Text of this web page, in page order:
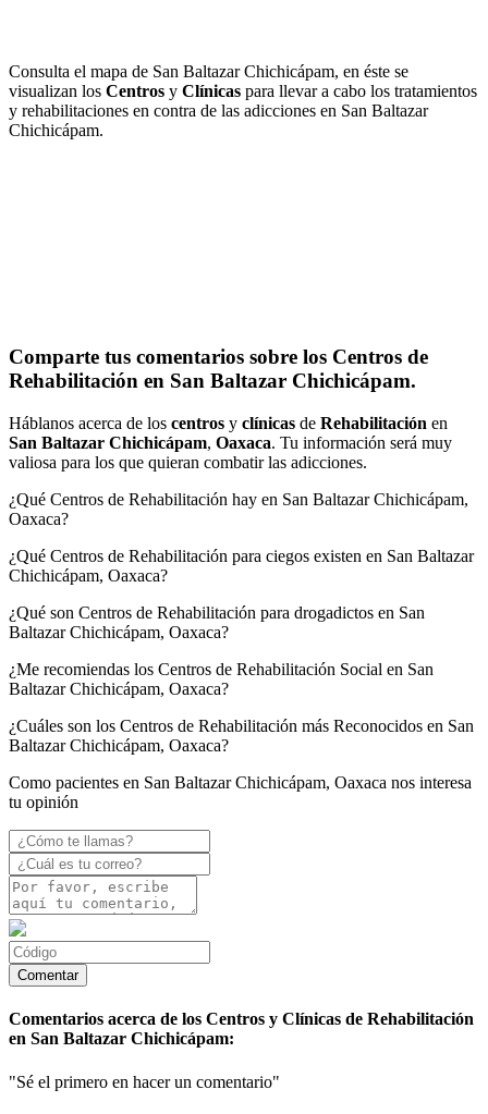
Consulta el mapa de San Baltazar Chichicápam, en éste se
visualizan los Centros y Clínicas para llevar a cabo los tratamientos
y rehabilitaciones en contra de las adicciones en San Baltazar
Chichicápam.
Comparte tus comentarios sobre los Centros de
Rehabilitación en San Baltazar Chichicápam.
Háblanos acerca de los centros y clínicas de Rehabilitación en
San Baltazar Chichicápam, Oaxaca. Tu información será muy
valiosa para los que quieran combatir las adicciones.
¿Qué Centros de Rehabilitación hay en San Baltazar Chichicápam,
Oaxaca?
¿Qué Centros de Rehabilitación para ciegos existen en San Baltazar
Chichicápam, Oaxaca?
¿Qué son Centros de Rehabilitación para drogadictos en San
Baltazar Chichicápam, Oaxaca?
¿Me recomiendas los Centros de Rehabilitación Social en San
Baltazar Chichicápam, Oaxaca?
¿Cuáles son los Centros de Rehabilitación más Reconocidos en San
Baltazar Chichicápam, Oaxaca?
Como pacientes en San Baltazar Chichicápam, Oaxaca nos interesa
tu opinión
Comentarios acerca de los Centros y Clínicas de Rehabilitación
en San Baltazar Chichicápam:
"Sé el primero en hacer un comentario"